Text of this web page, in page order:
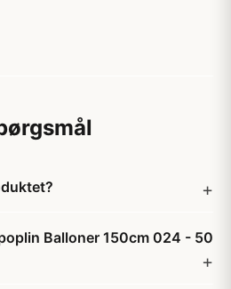
Balloner 150cm 024 - 50